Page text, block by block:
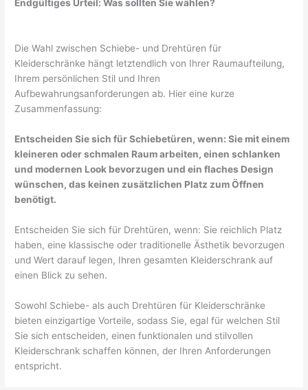
Endgültiges Urteil: Was sollten Sie wählen?
Die Wahl zwischen Schiebe- und Drehtüren für
Kleiderschränke hängt letztendlich von Ihrer Raumaufteilung,
Ihrem persönlichen Stil und Ihren
Aufbewahrungsanforderungen ab. Hier eine kurze
Zusammenfassung:
Entscheiden Sie sich für Schiebetüren, wenn: Sie mit einem
kleineren oder schmalen Raum arbeiten, einen schlanken
und modernen Look bevorzugen und ein flaches Design
wünschen, das keinen zusätzlichen Platz zum Öffnen
benötigt.
Entscheiden Sie sich für Drehtüren, wenn: Sie reichlich Platz
haben, eine klassische oder traditionelle Ästhetik bevorzugen
und Wert darauf legen, Ihren gesamten Kleiderschrank auf
einen Blick zu sehen.
Sowohl Schiebe- als auch Drehtüren für Kleiderschränke
bieten einzigartige Vorteile, sodass Sie, egal für welchen Stil
Sie sich entscheiden, einen funktionalen und stilvollen
Kleiderschrank schaffen können, der Ihren Anforderungen
entspricht.